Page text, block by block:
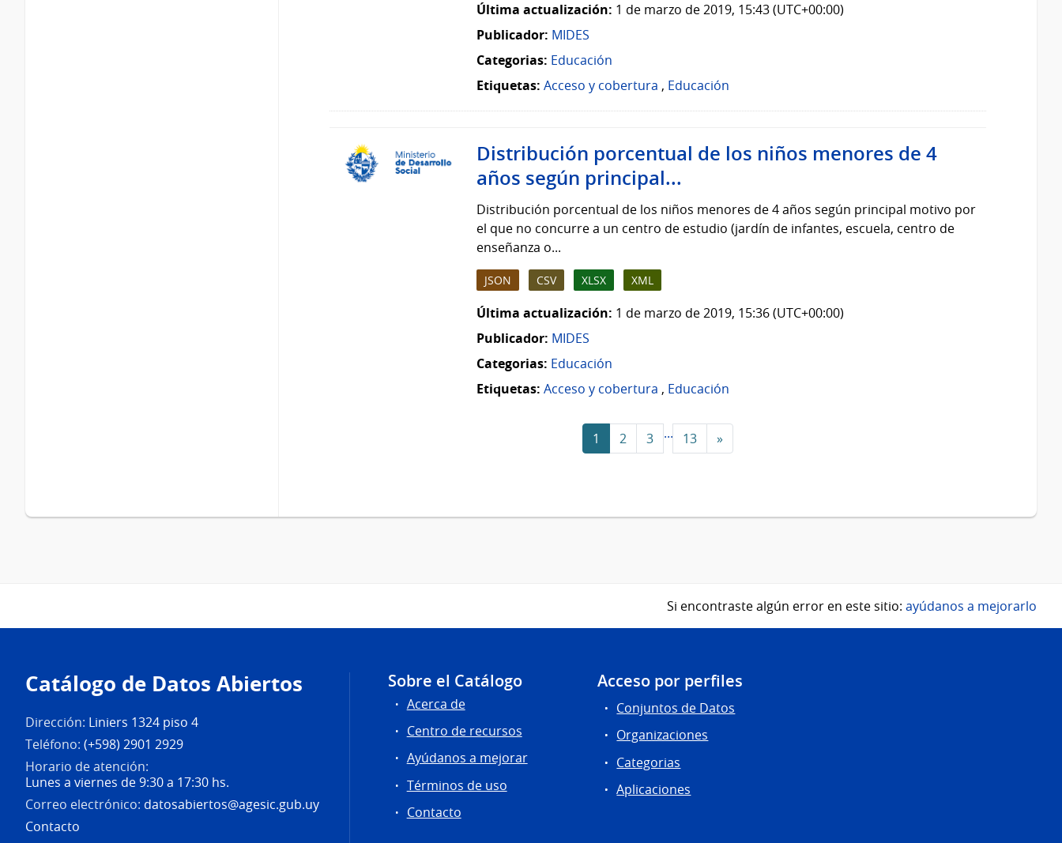
Última actualización: 1 de marzo de 2019, 15:43 (UTC+00:00)
Publicador: MIDES
Categorias: Educación
Etiquetas: Acceso y cobertura , Educación
Distribución porcentual de los niños menores de 4
años según principal...
Distribución porcentual de los niños menores de 4 años según principal motivo por
el que no concurre a un centro de estudio (jardín de infantes, escuela, centro de
enseñanza o...
JSON CSV XLSX XML
Última actualización: 1 de marzo de 2019, 15:36 (UTC+00:00)
Publicador: MIDES
Categorias: Educación
Etiquetas: Acceso y cobertura , Educación
1 2 3 ... 13 »
Si encontraste algún error en este sitio: ayúdanos a mejorarlo
de
página
Catálogo de Datos Abiertos
Dirección: Liniers 1324 piso 4
Teléfono: (+598) 2901 2929
Horario de atención:
Lunes a viernes de 9:30 a 17:30 hs.
Correo electrónico: datosabiertos@agesic.gub.uy
Contacto
Sobre el Catálogo
Acerca de
Centro de recursos
Ayúdanos a mejorar
Términos de uso
Contacto
Acceso por perfiles
Conjuntos de Datos
Organizaciones
Categorias
Aplicaciones